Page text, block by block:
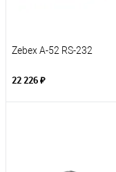
Zebex A-52 RS-232
22 226 ₽